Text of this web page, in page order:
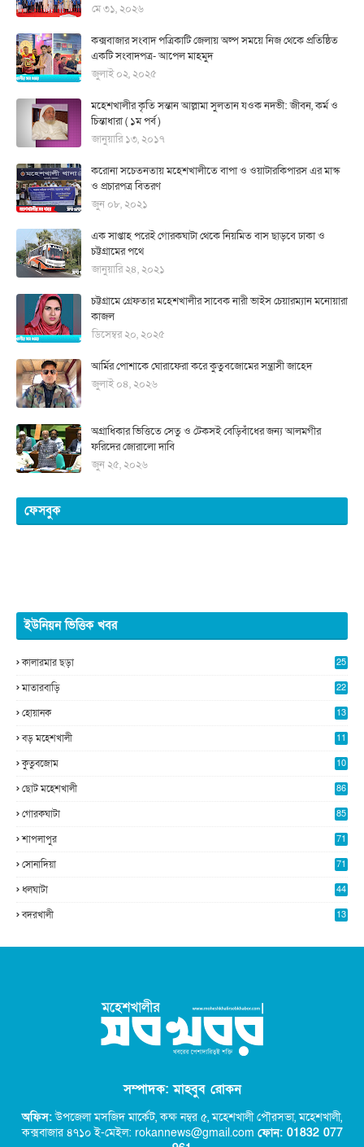
মে ৩১, ২০২৬
কক্সবাজার সংবাদ পত্রিকাটি জেলায় অল্প সময়ে নিজ থেকে প্রতিষ্ঠিত
একটি সংবাদপত্র- আপেল মাহমুদ
জুলাই ০২, ২০২৫
মহেশখালীর কৃতি সন্তান আল্লামা সুলতান যওক নদভী: জীবন, কর্ম ও
চিন্তাধারা ( ১ম পর্ব )
জানুয়ারি ১৩, ২০১৭
করোনা সচেতনতায় মহেশখালীতে বাপা ও ওয়াটারকিপারস এর মাস্ক
ও প্রচারপত্র বিতরণ
জুন ০৮, ২০২১
এক সাপ্তাহ পরেই গোরকঘাটা থেকে নিয়মিত বাস ছাড়বে ঢাকা ও
চট্টগ্রামের পথে
জানুয়ারি ২৪, ২০২১
চট্টগ্রামে গ্রেফতার মহেশখালীর সাবেক নারী ভাইস চেয়ারম্যান মনোয়ারা
কাজল
ডিসেম্বর ২০, ২০২৫
আর্মির পোশাকে ঘোরাফেরা করে কুতুবজোমের সন্ত্রাসী জাহেদ
জুলাই ০৪, ২০২৬
অগ্রাধিকার ভিত্তিতে সেতু ও টেকসই বেড়িবাঁধের জন্য আলমগীর
ফরিদের জোরালো দাবি
জুন ২৫, ২০২৬
ফেসবুক
ইউনিয়ন ভিত্তিক খবর
কালারমার ছড়া
25
মাতারবাড়ি
22
হোয়ানক
13
বড় মহেশখালী
11
কুতুবজোম
10
ছোট মহেশখালী 86
গোরকঘাটা 85
শাপলাপুর 71
সোনাদিয়া 71
ধলঘাটা 44
বদরখালী 13
সম্পাদক: মাহবুব রোকন
অফিস:উপজেলা মসজিদ মার্কেট, কক্ষ নম্বর ৫,মহেশখালী পৌরসভা, মহেশখালী,
কক্সবাজার ৪৭১০ ই-মেইল: rokannews@gmail.com ফোন: 01832 077